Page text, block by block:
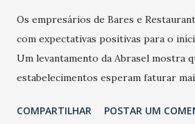
Os empresários de Bares e
com expectativas positivas para o
Um levantamento da Abrasel mostra
estabelecimentos esperam faturar
relação ao último trimestre deste
COMPARTILHAR POSTAR UM